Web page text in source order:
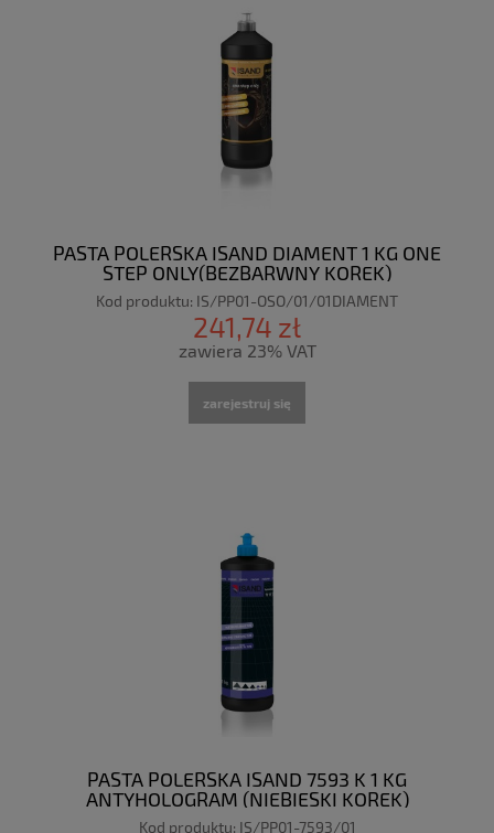
PASTA POLERSKA ISAND DIAMENT 1 KG ONE
STEP ONLY(BEZBARWNY KOREK)
Kod produktu: IS/PP01-OSO/01/01DIAMENT
241,74 zł
zawiera 23% VAT
zarejestruj się
PASTA POLERSKA ISAND 7593 K 1 KG
ANTYHOLOGRAM (NIEBIESKI KOREK)
Kod produktu: IS/PP01-7593/01